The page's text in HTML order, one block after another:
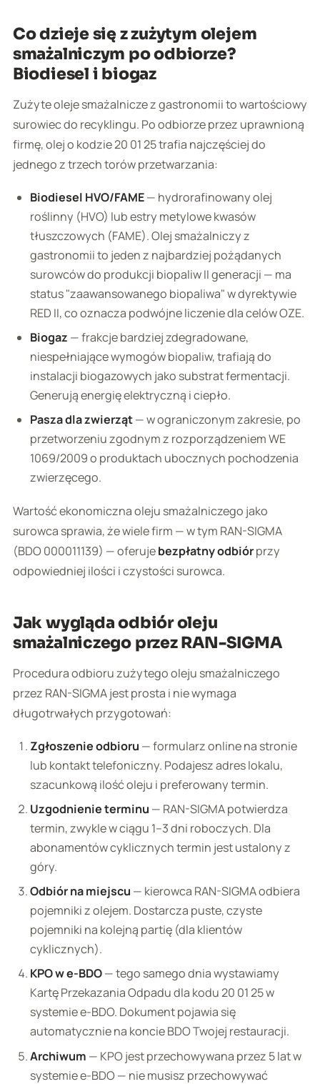
Co dzieje się z zużytym olejem
smażalniczym po odbiorze?
Biodiesel i biogaz
Zużyte oleje smażalnicze z gastronomii to wartościowy
surowiec do recyklingu. Po odbiorze przez uprawnioną
firmę, olej o kodzie 20 01 25 trafia najczęściej do
jednego z trzech torów przetwarzania:
Biodiesel HVO/FAME— hydrorafinowany olej
roślinny (HVO) lub estry metylowe kwasów
tłuszczowych (FAME). Olej smażalniczy z
gastronomii to jeden z najbardziej pożądanych
surowców do produkcji biopaliw II generacji — ma
status "zaawansowanego biopaliwa" w dyrektywie
RED II, co oznacza podwójne liczenie dla celów OZE.
Biogaz — frakcje bardziej zdegradowane,
niespełniające wymogów biopaliw, trafiają do
instalacji biogazowych jako substrat fermentacji.
Generują energię elektryczną i ciepło.
Pasza dla zwierząt— w ograniczonym zakresie, po
przetworzeniu zgodnym z rozporządzeniem WE
1069/2009 o produktach ubocznych pochodzenia
zwierzęcego.
Wartość ekonomiczna oleju smażalniczego jako
surowca sprawia, że wiele firm — w tym RAN-SIGMA
(BDO 000011139) — oferujebezpłatny odbiórprzy
odpowiedniej ilości i czystości surowca.
Jak wygląda odbiór oleju
smażalniczego przez RAN-SIGMA
Procedura odbioru zużytego oleju smażalniczego
przez RAN-SIGMA jest prosta i nie wymaga
długotrwałych przygotowań:
Zgłoszenie odbioru — formularz online na stronie
lub kontakt telefoniczny. Podajesz adres lokalu,
szacunkową ilość oleju i preferowany termin.
Uzgodnienie terminu — RAN-SIGMA potwierdza
termin, zwykle w ciągu 1–3 dni roboczych. Dla
abonamentów cyklicznych termin jest ustalony z
góry.
Odbiór na miejscu — kierowca RAN-SIGMA odbiera
pojemniki z olejem. Dostarcza puste, czyste
pojemniki na kolejną partię (dla klientów
cyklicznych).
KPO w e-BDO— tego samego dnia wystawiamy
Kartę Przekazania Odpadu dla kodu 20 01 25 w
systemie e-BDO. Dokument pojawia się
automatycznie na koncie BDO Twojej restauracji.
Archiwum — KPO jest przechowywana przez 5 lat w
systemie e-BDO — nie musisz przechowywać